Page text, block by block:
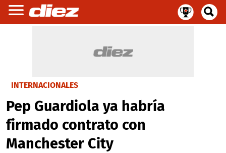
INTERNACIONALES
Pep Guardiola ya habría
firmado contrato con
Manchester City